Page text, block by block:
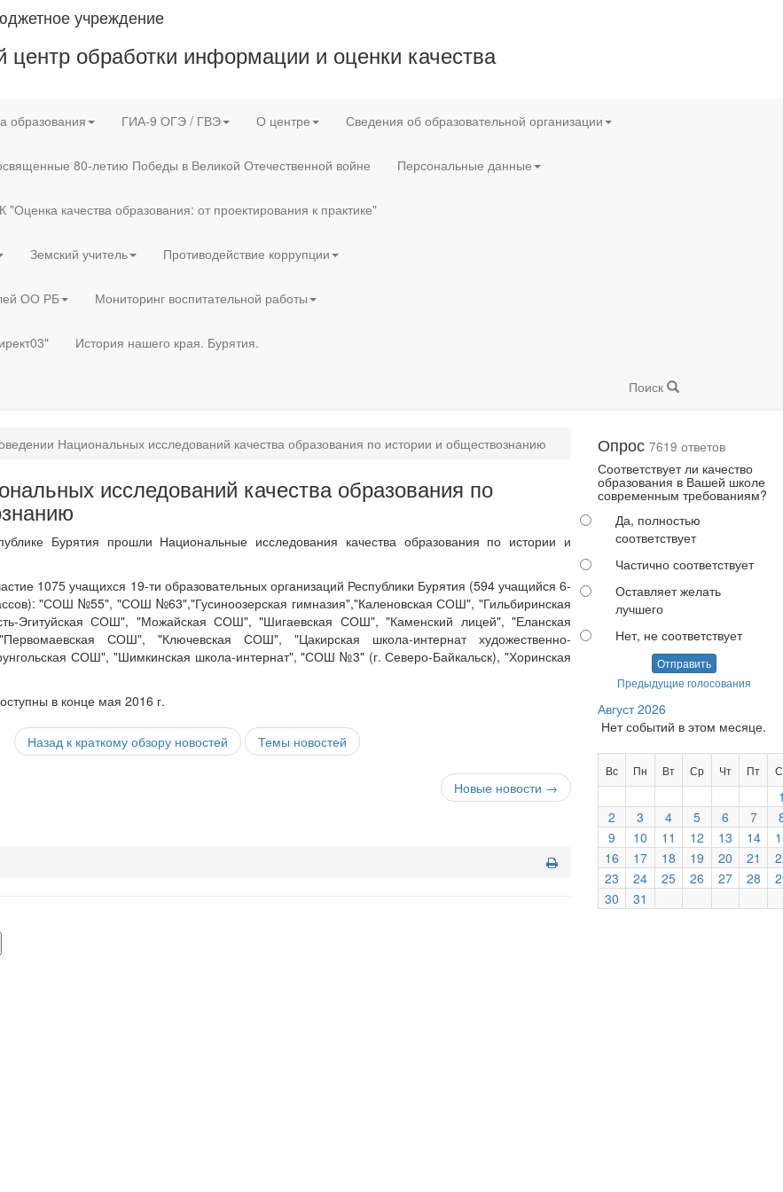
учреждение
центр обработки информации и оценки качества
образования ГИА-9 ОГЭ / ГВЭ О центре Сведения об образовательной организации
80-летию Победы в Великой Отечественной войне Персональные данные
"Оценка качества образования: от проектирования к практике"
Земский учитель Противодействие коррупции
ОО РБ Мониторинг воспитательной работы
История нашего края. Бурятия.
Поиск
Национальных исследований качества образования по истории и обществознанию
исследований качества образования по
Бурятия прошли Национальные исследования качества образования по истории и
1075 учащихся 19-ти образовательных организаций Республики Бурятия (594 учащийся 6-
"СОШ №55", "СОШ №63","Гусиноозерская гимназия","Каленовская СОШ", "Гильбиринская
Эгитуйская СОШ", "Можайская СОШ", "Шигаевская СОШ", "Каменский лицей", "Еланская
СОШ", "Ключевская СОШ", "Цакирская школа-интернат художественно-
СОШ", "Шимкинская школа-интернат", "СОШ №3" (г. Северо-Байкальск), "Хоринская
в конце мая 2016 г.
Назад к краткому обзору новостей Темы новостей
Новые новости →
Опрос 7619 ответов
Соответствует ли качество
образования в Вашей школе
современным требованиям?
Да, полностью
соответствует
Частично соответствует
Оставляет желать
лучшего
Нет, не соответствует
Отправить
Предыдущие голосования
Август 2026
Нет событий в этом месяце.
Вс Пн Вт Ср Чт Пт
2
3 4 5 6 7
9
10 11 12 13 14
16
17 18 19 20 21
23
24 25 26 27 28
30
31